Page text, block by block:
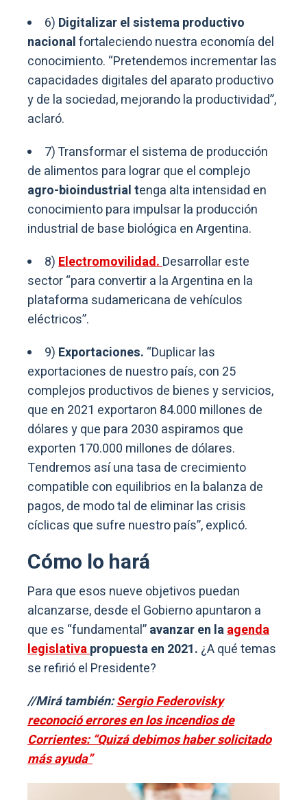
6) Digitalizar el sistema productivo
nacionalfortaleciendo nuestra economía del
conocimiento. “Pretendemos incrementar las
capacidades digitales del aparato productivo
y de la sociedad, mejorando la productividad”,
aclaró.
7) Transformar el sistema de producción
de alimentos para lograr que el complejo
agro-bioindustrial tenga alta intensidad en
conocimiento para impulsar la producción
industrial de base biológica en Argentina.
8)Electromovilidad.Desarrollar este
sector “para convertir a la Argentina en la
plataforma sudamericana de vehículos
eléctricos”.
9) Exportaciones. “Duplicar las
exportaciones de nuestro país, con 25
complejos productivos de bienes y servicios,
que en 2021 exportaron 84.000 millones de
dólares y que para 2030 aspiramos que
exporten 170.000 millones de dólares.
Tendremos así una tasa de crecimiento
compatible con equilibrios en la balanza de
pagos, de modo tal de eliminar las crisis
cíclicas que sufre nuestro país”, explicó.
Cómo lo hará
Para que esos nueve objetivos puedan
alcanzarse, desde el Gobierno apuntaron a
que es “fundamental”avanzar en laagenda
legislativapropuesta en 2021. ¿A qué temas
se refirió el Presidente?
//Mirá también:Sergio Federovisky
reconoció errores en los incendios de
Corrientes: “Quizá debimos haber solicitado
más ayuda”